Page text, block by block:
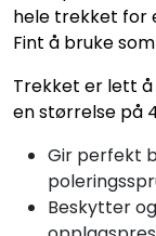
hele trekket for
Fint å bruke
Trekket er lett
en størrelse på
Gir perfekt
Beskytter